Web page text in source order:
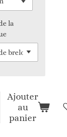
la
Ajouter
au
panier